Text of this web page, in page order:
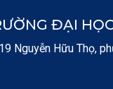
ĐẠI
Nguyễn Hữu Thọ,